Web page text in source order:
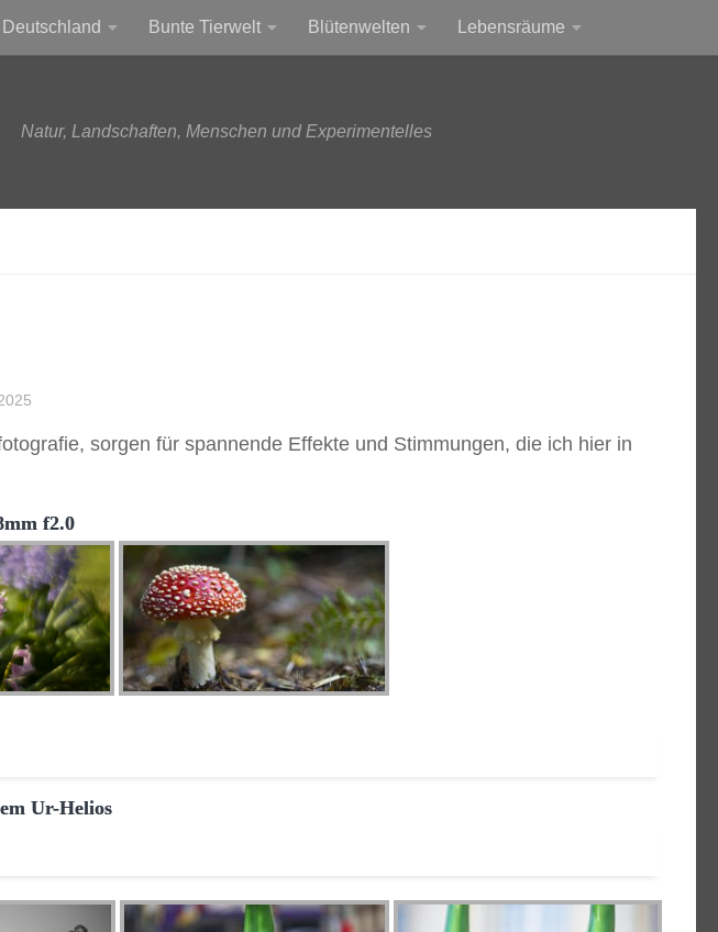
Bunte Tierwelt Blütenwelten Lebensräume
Natur, Landschaften, Menschen und Experimentelles
sorgen für spannende Effekte und Stimmungen, die ich hier in
f2.0
Ur-Helios